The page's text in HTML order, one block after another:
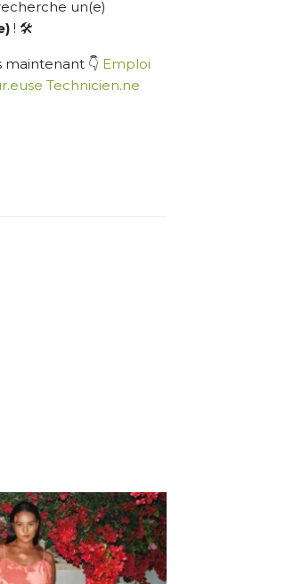
un(e)
! 🛠️
maintenant 👇 Emploi
Technicien.ne